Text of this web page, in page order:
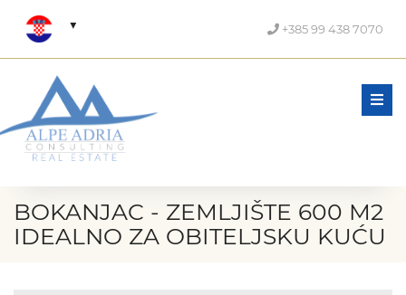
+385 99 438 7070
BOKANJAC - ZEMLJIŠTE 600 M2
IDEALNO ZA OBITELJSKU KUĆU